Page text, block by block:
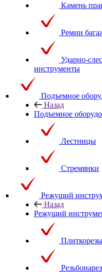
Камень
Ремни
Ударно-
инструменты
Подъемное
Назад
Подъемное
Лестницы
Стремянки
Режущий
Назад
Режущий
Плиткорезы